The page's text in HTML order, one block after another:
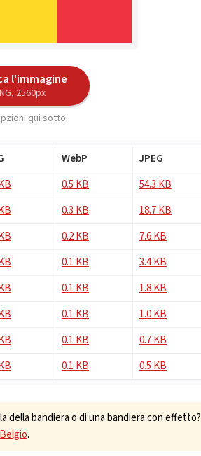
l'immagine
2560px
qui sotto
WebP
JPEG
0.5 KB
54.3 KB
0.3 KB
18.7 KB
0.2 KB
7.6 KB
0.1 KB
3.4 KB
0.1 KB
1.8 KB
0.1 KB
1.0 KB
0.1 KB
0.7 KB
0.1 KB 0.5 KB
della bandiera o di una bandiera con effetto?
.